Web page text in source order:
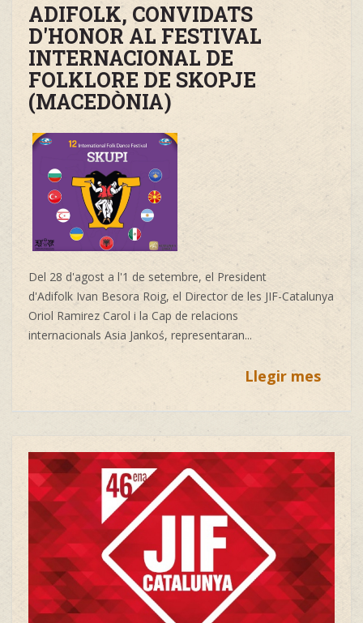
ADIFOLK, CONVIDATS
D'HONOR AL FESTIVAL
INTERNACIONAL DE
FOLKLORE DE SKOPJE
(MACEDÒNIA)
Del 28 d'agost a l'1 de setembre, el President
d'Adifolk Ivan Besora Roig, el Director de les JIF-Catalunya
Oriol Ramirez Carol i la Cap de relacions
internacionals Asia Jankoś, representaran...
Llegir mes